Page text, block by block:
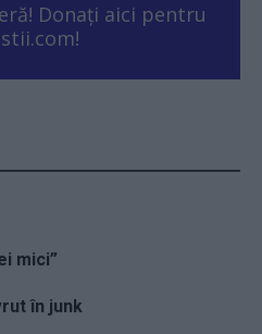
Donați aici pentru
mici”
în junk